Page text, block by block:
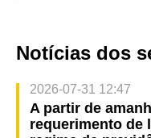
Notícias dos
2026-07-31 12:47
A partir de
requerimento de